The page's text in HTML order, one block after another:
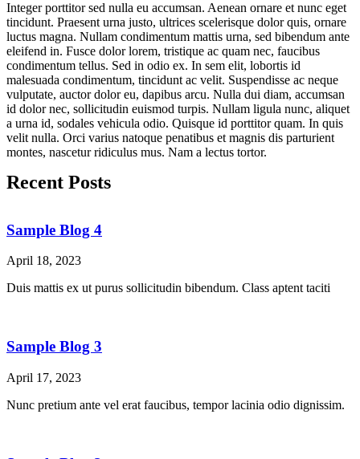
Integer porttitor sed nulla eu accumsan. Aenean ornare et nunc eget
tincidunt. Praesent urna justo, ultrices scelerisque dolor quis, ornare
luctus magna. Nullam condimentum mattis urna, sed bibendum ante
eleifend in. Fusce dolor lorem, tristique ac quam nec, faucibus
condimentum tellus. Sed in odio ex. In sem elit, lobortis id
malesuada condimentum, tincidunt ac velit. Suspendisse ac neque
vulputate, auctor dolor eu, dapibus arcu. Nulla dui diam, accumsan
id dolor nec, sollicitudin euismod turpis. Nullam ligula nunc, aliquet
a urna id, sodales vehicula odio. Quisque id porttitor quam. In quis
velit nulla. Orci varius natoque penatibus et magnis dis parturient
montes, nascetur ridiculus mus. Nam a lectus tortor.
Recent Posts
Sample Blog 4
April 18, 2023
Duis mattis ex ut purus sollicitudin bibendum. Class aptent taciti
Sample Blog 3
April 17, 2023
Nunc pretium ante vel erat faucibus, tempor lacinia odio dignissim.